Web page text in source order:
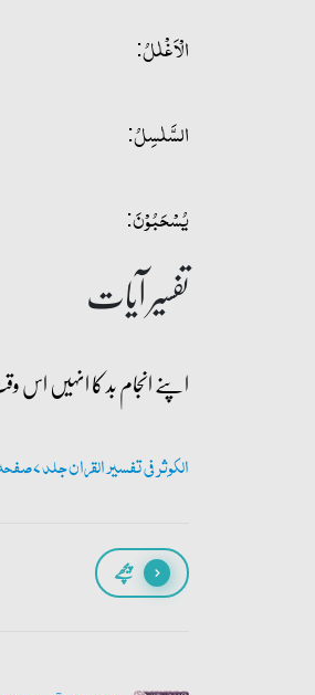
الۡاَغۡلٰلُ:
السَّلٰسِلُ:
یُسۡحَبُوۡنَ:
تفسیر آیات
اپنے انجام بد کا انہیں اس
الکوثر فی تفسیر القران جلد 7 صفحہ 500
پیچھے